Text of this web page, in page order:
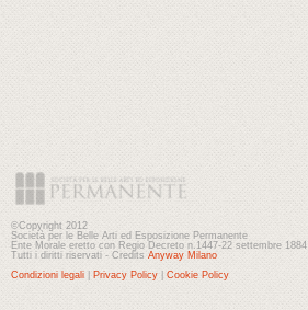
©Copyright 2012
Società per le Belle Arti ed Esposizione Permanente
Ente Morale eretto con Regio Decreto n.1447-22 settembre 1884
Tutti i diritti riservati - Credits Anyway Milano
Condizioni legali
Privacy Policy Cookie Policy